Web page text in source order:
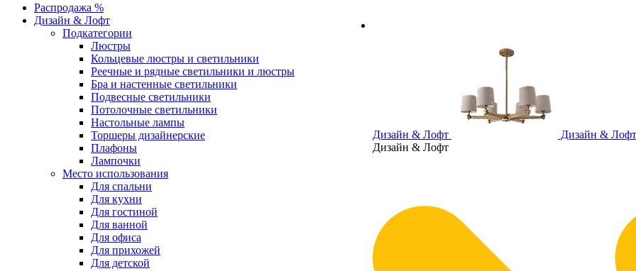
Дизайн & Лофт
Дизайн & Лофт
Дизайн & Лофт
Распродажа %
Дизайн & Лофт
Подкатегории
Люстры
Кольцевые люстры и светильники
Реечные и рядные светильники и люстры
Бра и настенные светильники
Подвесные светильники
Потолочные светильники
Настольные лампы
Торшеры дизайнерские
Плафоны
Лампочки
Место использования
Для спальни
Для кухни
Для гостиной
Для ванной
Для офиса
Для прихожей
Для детской